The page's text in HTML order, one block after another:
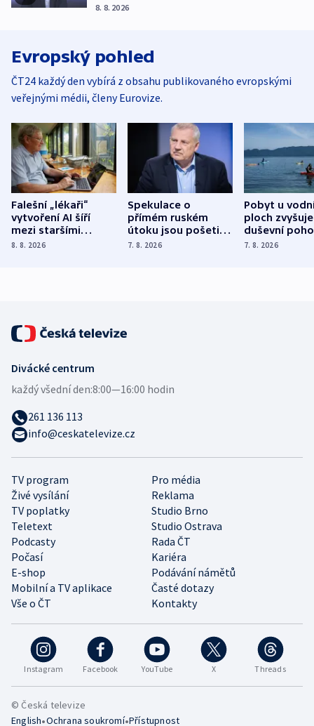
8. 8. 2026
Evropský pohled
ČT24 každý den vybírá z obsahu publikovaného evropskými
veřejnými médii, členy Eurovize.
Falešní „lékaři“
vytvoření AI šíří
mezi staršími
Poláky nebezpečné
8. 8. 2026
Spekulace o
přímém ruském
útoku jsou pošetilé,
míní estonský
7. 8. 2026
Pobyt u
ploch zvyšuje
duševní
ukázala
7. 8. 2026
Instagram Facebook YouTube X Threads
TV program
Pro média
Živé vysílání
Reklama
TV poplatky
Studio Brno
Teletext
Studio Ostrava
Podcasty
Rada ČT
Počasí
Kariéra
E-shop
Podávání námětů
Mobilní a TV aplikace
Časté dotazy
Vše o ČT
Kontakty
Divácké centrum
každý všední den:8:00—16:00 hodin
261 136 113
info@ceskatelevize.cz
© Česká televize
English•Ochrana soukromí•Přístupnost